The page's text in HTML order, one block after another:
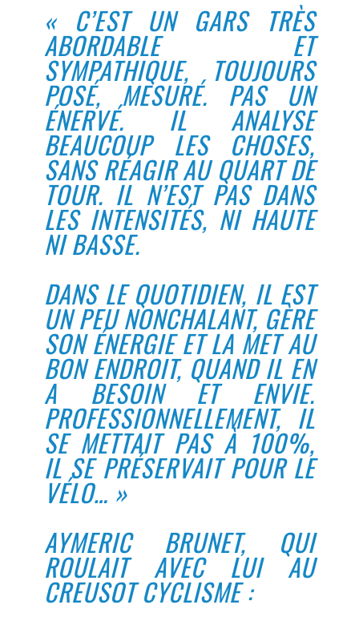
« C’EST UN GARS TRÈS
ABORDABLE ET
SYMPATHIQUE, TOUJOURS
POSÉ, MESURÉ. PAS UN
ÉNERVÉ. IL ANALYSE
BEAUCOUP LES CHOSES,
SANS RÉAGIR AU QUART DE
TOUR. IL N’EST PAS DANS
LES INTENSITÉS, NI HAUTE
NI BASSE.
DANS LE QUOTIDIEN, IL EST
UN PEU NONCHALANT, GÈRE
SON ÉNERGIE ET LA MET AU
BON ENDROIT, QUAND IL EN
A BESOIN ET ENVIE.
PROFESSIONNELLEMENT, IL
SE METTAIT PAS À 100%,
IL SE PRÉSERVAIT POUR LE
VÉLO… »
AYMERIC BRUNET, QUI
ROULAIT AVEC LUI AU
CREUSOT CYCLISME :